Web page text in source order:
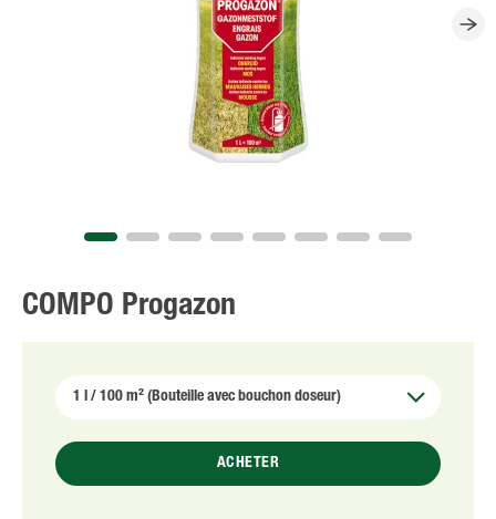
COMPO Progazon
ACHETER